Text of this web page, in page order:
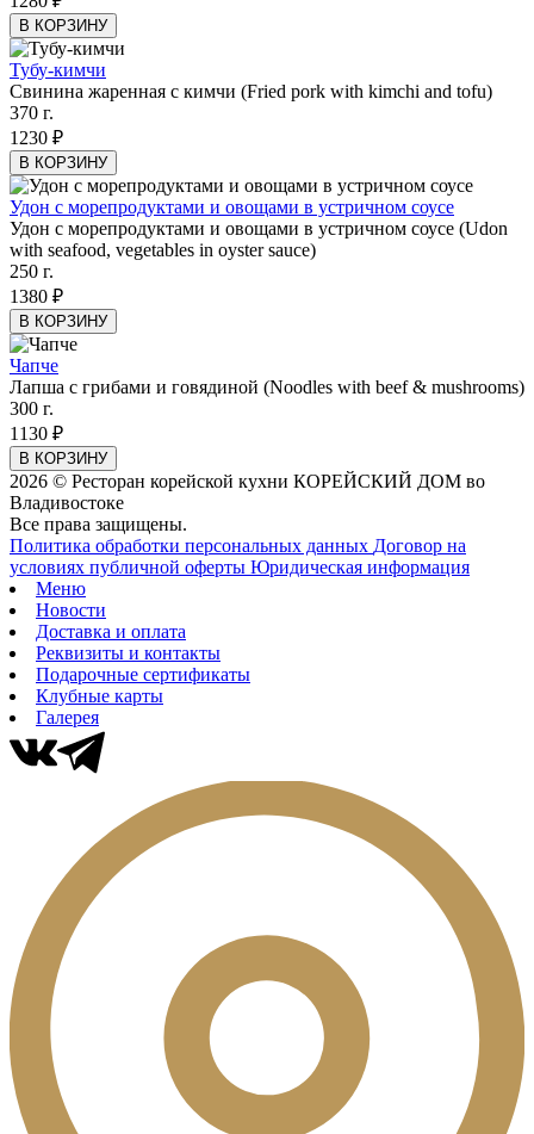
В КОРЗИНУ
Тубу-кимчи
Свинина жаренная с кимчи (Fried pork with kimchi and tofu)
370 г.
1230 ₽
В КОРЗИНУ
Удон с морепродуктами и овощами в устричном соусе
Удон с морепродуктами и овощами в устричном соусе (Udon
with seafood, vegetables in oyster sauce)
250 г.
1380 ₽
В КОРЗИНУ
Чапче
Лапша с грибами и говядиной (Noodles with beef & mushrooms)
300 г.
1130 ₽
В КОРЗИНУ
2026 © Ресторан корейской кухни КОРЕЙСКИЙ ДОМ во
Владивостоке
Все права защищены.
Политика обработки персональных данных Договор на
условиях публичной оферты Юридическая информация
Меню
Новости
Доставка и оплата
Реквизиты и контакты
Подарочные сертификаты
Клубные карты
Галерея